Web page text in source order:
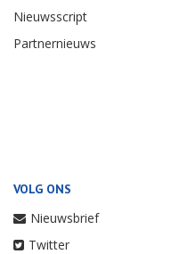
Nieuwsscript
Partnernieuws
VOLG ONS
Nieuwsbrief
Twitter